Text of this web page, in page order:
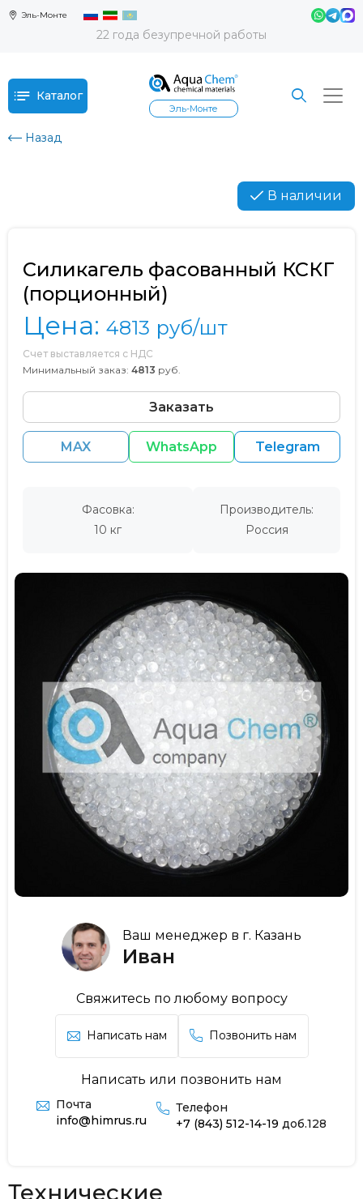
Эль-Монте
22 года безупречной работы
Каталог
Эль-Монте
Назад
В наличии
Ваш менеджер в г. Казань
Иван
Свяжитесь по любому вопросу
Написать нам Позвонить нам
Написать или позвонить нам
Почта
info@himrus.ru
Телефон
+7 (843) 512-14-19 доб.128
Силикагель фасованный КСКГ
(порционный)
Цена: 4813 руб/шт
Счет выставляется с НДС
Минимальный заказ: 4813 руб.
Заказать
MAX WhatsApp Telegram
Фасовка:
10 кг
Производитель:
Россия
Технические